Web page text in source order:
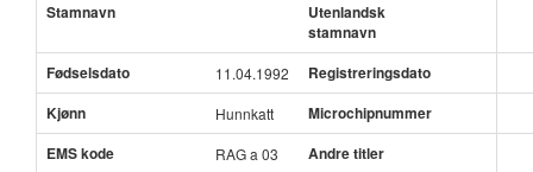
Stamnavn
Utenlandsk
stamnavn
Fødselsdato
11.04.1992
Registreringsdato
Kjønn
Hunnkatt
Microchipnummer
EMS kode
RAG a 03
Andre titler